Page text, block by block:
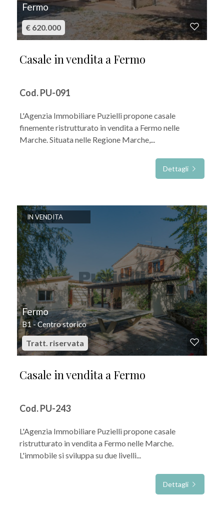
Fermo
€ 620.000
Casale in vendita a Fermo
Cod. PU-091
L'Agenzia Immobiliare Puzielli propone casale
finemente ristrutturato in vendita a Fermo nelle
Marche. Situata nelle Regione Marche,...
Dettagli
IN VENDITA
Fermo
B1 - Centro storico
Tratt. riservata
Casale in vendita a Fermo
Cod. PU-243
L'Agenzia Immobiliare Puzielli propone casale
ristrutturato in vendita a Fermo nelle Marche.
L'immobile si sviluppa su due livelli...
Dettagli